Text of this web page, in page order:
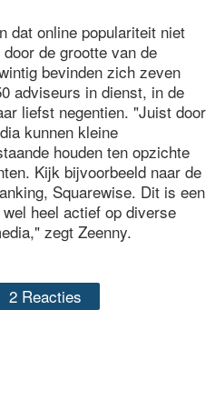
dat online populariteit niet
de grootte van de
bevinden zich zeven
adviseurs in dienst, in de
liefst negentien. "Juist door
kunnen kleine
houden ten opzichte
Kijk bijvoorbeeld naar de
Squarewise. Dit is een
heel actief op diverse
zegt Zeenny.
2 Reacties